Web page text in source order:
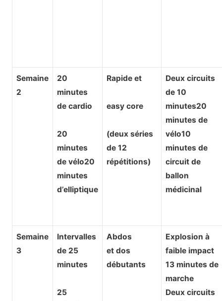
Semaine
2
20
minutes
de cardio
20
minutes
de vélo20
minutes
d’elliptique
Rapide et
easy core
(deux séries
de 12
répétitions)
Deux circuits
de 10
minutes20
minutes de
vélo10
minutes de
circuit de
ballon
médicinal
Semaine
3
Intervalles
de 25
minutes
25
Abdos
et dos
débutants
Explosion à
faible impact
13 minutes de
marche
Deux circuits